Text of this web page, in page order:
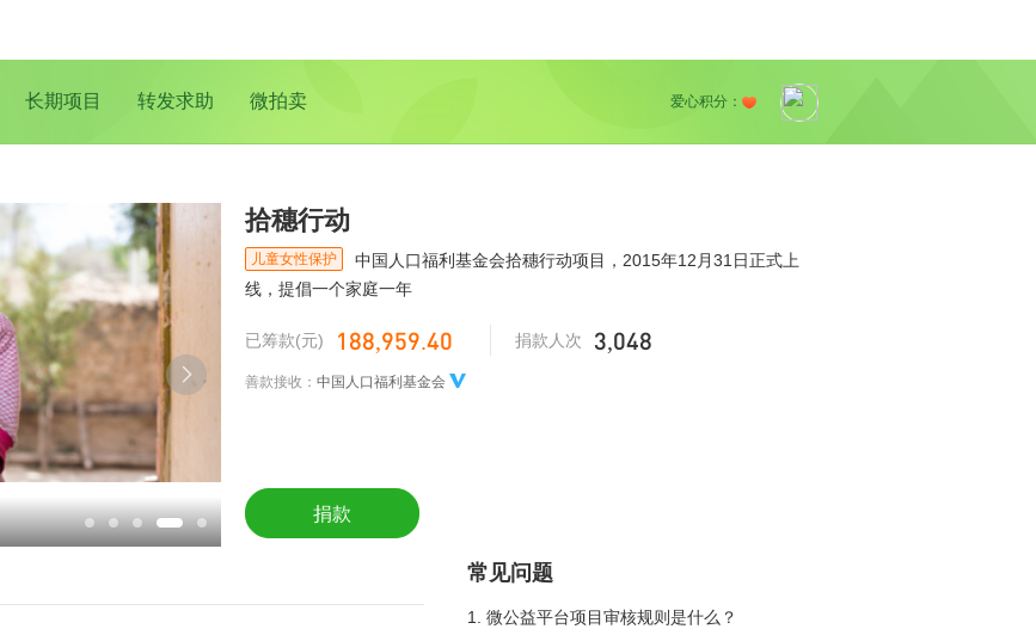
长期项目 转发求助 微拍卖 爱心积分：
拾穗行动
儿童女性保护
中国人口福利基金会拾穗行动项目，2015年12月31日正式上
线，提倡一个家庭一年
已筹款(元) 188,959.40 捐款人次 3,048
善款接收： 中国人口福利基金会
捐款
常见问题
1. 微公益平台项目审核规则是什么？